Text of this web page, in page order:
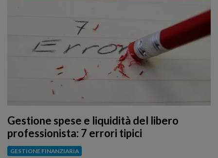
Gestione spese e liquidità del libero
professionista: 7 errori tipici
GESTIONE FINANZIARIA